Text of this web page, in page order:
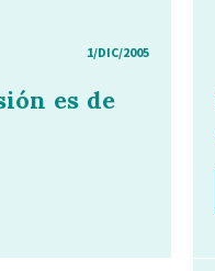
1/DIC/2005
es de